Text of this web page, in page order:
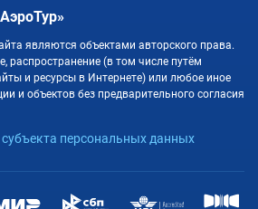
являются объектами авторского права.
распространение (в том числе путём
и ресурсы в Интернете) или любое иное
и объектов без предварительного согласия
персональных данных